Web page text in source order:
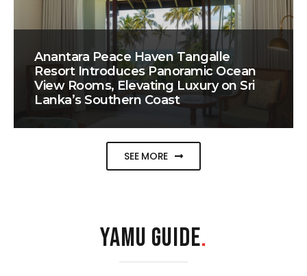
Anantara Peace Haven Tangalle
Resort Introduces Panoramic Ocean
View Rooms, Elevating Luxury on Sri
Lanka’s Southern Coast
SEE MORE
YAMU GUIDE.